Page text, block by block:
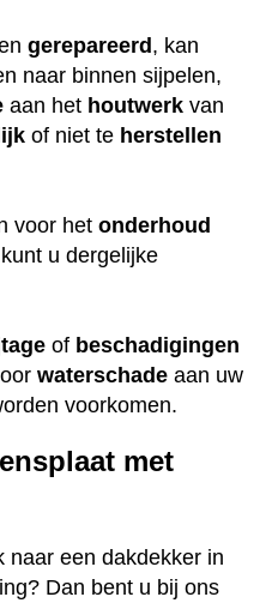
gerepareerd , kan
naar binnen sijpelen,
aan het houtwerk van
of niet te herstellen
voor het onderhoud
u dergelijke
of beschadigingen
waterschade aan uw
voorkomen.
met
naar een dakdekker in
Dan bent u bij ons